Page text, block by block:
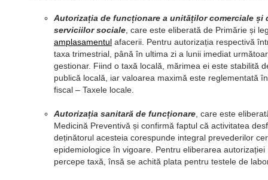
Autorizația de funcționare a unităților comerciale și
serviciilor sociale, care este eliberată de Primărie și
amplasamentul afacerii. Pentru autorizația respectivă
taxa trimestrial, până în ultima zi a lunii imediat
gestionar. Fiind o taxă locală, mărimea ei este stabilită
publică locală, iar valoarea maximă este reglementată
fiscal – Taxele locale.
Autorizația sanitară de funcționare, care este
Medicină Preventivă și confirmă faptul că activitatea
deținătorul acesteia corespunde integral prevederilor
epidemiologice în vigoare. Pentru eliberarea autorizației
percepe taxă, însă se achită plata pentru testele de